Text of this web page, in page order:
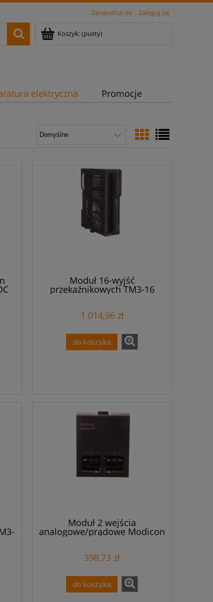
Zarejestruj się Zaloguj się
Koszyk:(pusty)
elektryczna Promocje
Moduł 16-wyjść
przekaźnikowych TM3-16
TM3DQ16R
1 014,96 zł
do koszyka
Moduł 2 wejścia
analogowe/prądowe Modicon
M221-2 TMC2AI2
398,73 zł
do koszyka